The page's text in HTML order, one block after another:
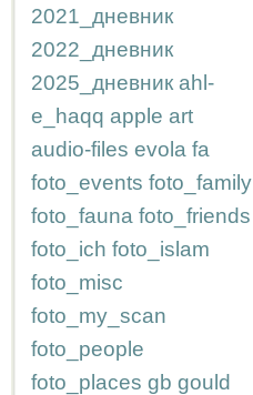
2021_дневник
2022_дневник
2025_дневник ahl-
e_haqq apple art
audio-files evola fa
foto_events foto_family
foto_fauna foto_friends
foto_ich foto_islam
foto_misc
foto_my_scan
foto_people
foto_places gb gould